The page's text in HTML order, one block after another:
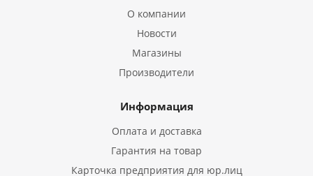
О компании
Новости
Магазины
Производители
Информация
Оплата и доставка
Гарантия на товар
Карточка предприятия для юр.лиц